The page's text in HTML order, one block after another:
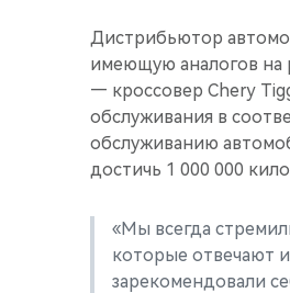
Дистрибьютор
имеющую аналогов на
— кроссовер Chery
обслуживания в
обслуживанию
достичь 1 000 000
«Мы всегда
которые отвечают
зарекомендовали